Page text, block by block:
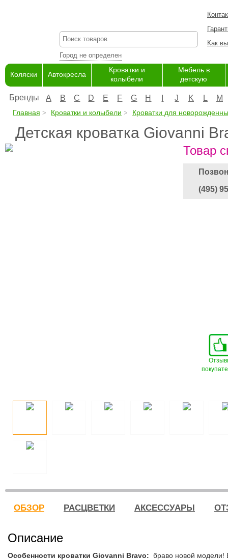
Город не определен
Как
Коляски Автокресла
Кроватки и
колыбели
Мебель в
детскую
Бренды A B C D E F G H J K L M
Главная Кроватки и колыбели Кроватки для
Детская кроватка Giovanni
Товар
(495)
ОБЗОР РАСЦВЕТКИ АКСЕССУАРЫ
Описание
Особенности кроватки Giovanni Bravo: браво новой модели!